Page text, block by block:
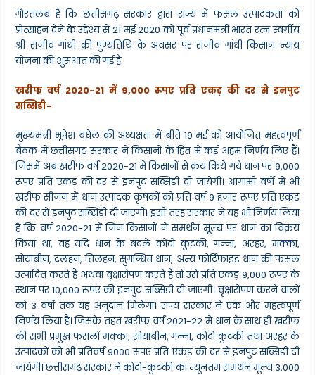
गौरतलब है कि छत्तीसगढ़ सरकार द्वारा राज्य में फसल उत्पादकता को
प्रोत्साहन देने के उद्देश्य से 21 मई 2020 को पूर्व प्रधानमंत्री भारत रत्न स्वर्गीय
श्री राजीव गांधी की पुण्यतिथि के अवसर पर राजीव गांधी किसान न्याय
योजना की शुरूआत की गई है.
खरीफ वर्ष 2020-21 में 9,000 रूपए प्रति एकड़ की दर से इनपुट
सब्सिडी-
मुख्यमंत्री भूपेश बघेल की अध्यक्षता में बीते 19 मई को आयोजित महत्वपूर्ण
बैठक में छत्तीसगढ़ सरकार ने किसानों के हित में कई अहम निर्णय लिए हैं।
जिसमें अब खरीफ वर्ष 2020-21 में किसानों से क्रय किये गये धान पर 9,000
रूपए प्रति एकड़ की दर से इनपुट सब्सिडी दी जायेगी। आगामी वर्षों में भी
खरीफ सीजन में धान उत्पादक कृषकों को प्रति वर्ष 9 हजार रूपए प्रति एकड़
की दर से इनपुट सब्सिडी दी जाएगी। इसी तरह सरकार ने यह भी निर्णय लिया
है कि वर्ष 2020-21 में जिन किसानों ने समर्थन मूल्य पर धान का विक्रय
किया था, वह यदि धान के बदले कोदो कुटकी, गन्ना, अरहर, मक्का,
सोयाबीन, दलहन, तिलहन, सुगन्धित धान, अन्य फोर्टिफाइड धान की फसल
उत्पादित करते हैं अथवा वृक्षारोपण करते हैं तो उसे प्रति एकड़ 9,000 रूपए के
स्थान पर 10,000 रूपए की इनपुट सब्सिडी दी जाएगी। वृक्षारोपण करने वालों
को 3 वर्षों तक यह अनुदान मिलेगा। राज्य सरकार ने एक और महत्वपूर्ण
निर्णय लिया है। जिसके तहत खरीफ वर्ष 2021-22 में धान के साथ ही खरीफ
की सभी प्रमुख फसलों मक्का, सोयाबीन, गन्ना, कोदो कुटकी तथा अरहर के
उत्पादकों को भी प्रतिवर्ष 9000 रूपए प्रति एकड़ की दर से इनपुट सब्सिडी दी
जायेगी। छत्तीसगढ़ सरकार ने कोदो-कुटकी का न्यूनतम समर्थन मूल्य 3,000